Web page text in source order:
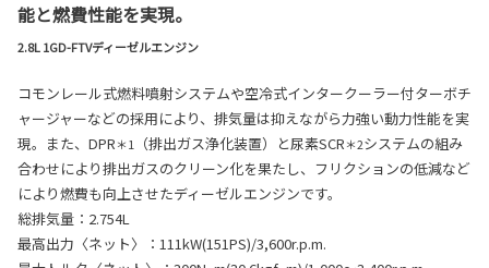
能と燃費性能を実現。
2.8L 1GD-FTVディーゼルエンジン
コモンレール式燃料噴射システムや空冷式インタークーラー付ターボチ
ャージャーなどの採用により、排気量は抑えながら力強い動力性能を実
現。また、DPR＊1 （排出ガス浄化装置）と尿素SCR＊2システムの組み
合わせにより排出ガスのクリーン化を果たし、フリクションの低減など
により燃費も向上させたディーゼルエンジンです。
総排気量：2.754L
最高出力〈ネット〉：111kW(151PS)/3,600r.p.m.